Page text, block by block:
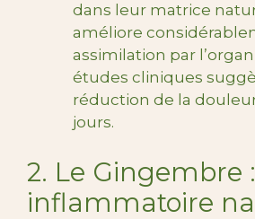
dans leur matrice
améliore
assimilation par
études cliniques
réduction de la douleur
jours.
2. Le Gingembre
inflammatoire